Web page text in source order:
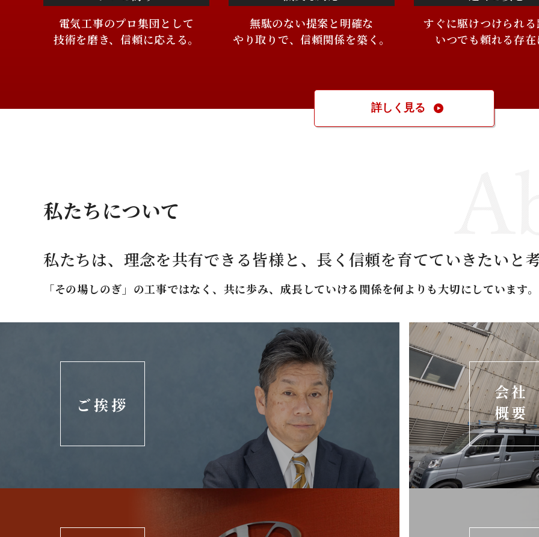
電気工事のプロ集団として
技術を磨き、信頼に応える。
無駄のない提案と明確な
やり取りで、信頼関係を築く。
すぐに駆けつけられ
いつでも頼れる存
詳しく見る
私たちについて
私たちは、理念を共有できる皆様と、長く信頼を育てていきたいと
「その場しのぎ」の工事ではなく、共に歩み、成長していける関係を何よりも大切にしています。
ご挨拶
会社
概要